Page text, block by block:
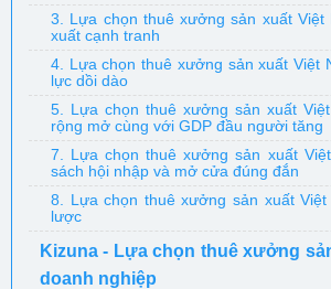
3. Lựa chọn thuê xưởng sản xuất Việt
xuất cạnh tranh
4. Lựa chọn thuê xưởng sản xuất Việt
lực dồi dào
5. Lựa chọn thuê xưởng sản xuất
rộng mở cùng với GDP đầu người tăng
7. Lựa chọn thuê xưởng sản xuất
sách hội nhập và mở cửa đúng đắn
8. Lựa chọn thuê xưởng sản xuất
lược
Kizuna - Lựa chọn thuê xưởng
doanh nghiệp